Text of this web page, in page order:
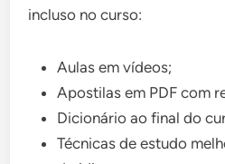
incluso no curso:
Aulas em vídeos;
Apostilas em PDF com
Dicionário ao final do
Técnicas de estudo